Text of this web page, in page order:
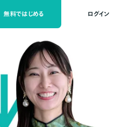
無料ではじめる ログイン